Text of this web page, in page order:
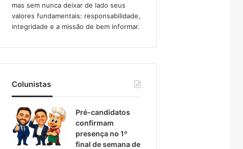
mas sem nunca deixar de lado seus
valores fundamentais: responsabilidade,
integridade e a missão de bem informar.​
Colunistas
Pré-candidatos
confirmam
presença no 1º
final de semana de